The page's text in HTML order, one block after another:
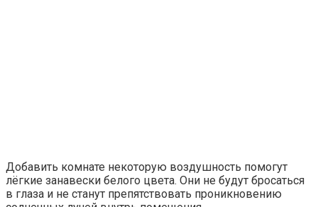
Добавить комнате некоторую воздушность помогут
лёгкие занавески белого цвета. Они не будут бросаться
в глаза и не станут препятствовать проникновению